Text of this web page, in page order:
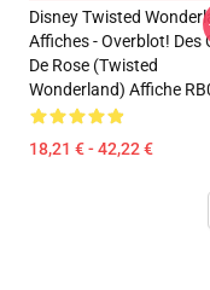
Disney Twisted
Affiches - Overblot!
De Rose (Twisted
Wonderland) Affiche
18,21 € - 42,22 €